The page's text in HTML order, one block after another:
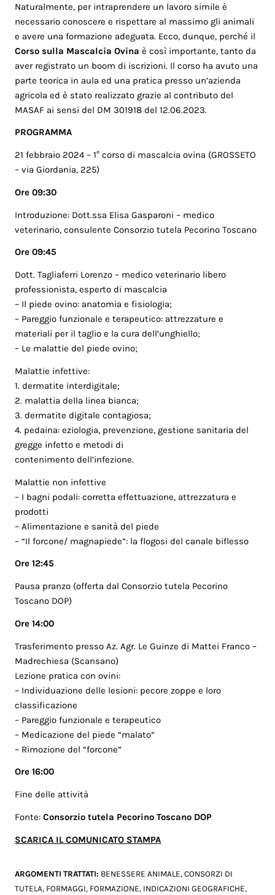
Naturalmente, per intraprendere un lavoro simile è
necessario conoscere e rispettare al massimo gli animali
e avere una formazione adeguata. Ecco, dunque, perché il
Corso sulla Mascalcia Ovina è così importante, tanto da
aver registrato un boom di iscrizioni. Il corso ha avuto una
parte teorica in aula ed una pratica presso un’azienda
agricola ed è stato realizzato grazie al contributo del
MASAF ai sensi del DM 301918 del 12.06.2023.
PROGRAMMA
21 febbraio 2024 – 1° corso di mascalcia ovina (GROSSETO
– via Giordania, 225)
Ore 09:30
Introduzione: Dott.ssa Elisa Gasparoni – medico
veterinario, consulente Consorzio tutela Pecorino Toscano
Ore 09:45
Dott. Tagliaferri Lorenzo – medico veterinario libero
professionista, esperto di mascalcia
– Il piede ovino: anatomia e fisiologia;
– Pareggio funzionale e terapeutico: attrezzature e
materiali per il taglio e la cura dell’unghiello;
– Le malattie del piede ovino;
Malattie infettive:
1. dermatite interdigitale;
2. malattia della linea bianca;
3. dermatite digitale contagiosa;
4. pedaina: eziologia, prevenzione, gestione sanitaria del
gregge infetto e metodi di
contenimento dell’infezione.
Malattie non infettive
– I bagni podali: corretta effettuazione, attrezzatura e
prodotti
– Alimentazione e sanità del piede
– “Il forcone/ magnapiede”: la flogosi del canale biflesso
Ore 12:45
Pausa pranzo (offerta dal Consorzio tutela Pecorino
Toscano DOP)
Ore 14:00
Trasferimento presso Az. Agr. Le Guinze di Mattei Franco –
Madrechiesa (Scansano)
Lezione pratica con ovini:
– Individuazione delle lesioni: pecore zoppe e loro
classificazione
– Pareggio funzionale e terapeutico
– Medicazione del piede “malato”
– Rimozione del “forcone”
Ore 16:00
Fine delle attività
Fonte:Consorzio tutela Pecorino Toscano DOP
SCARICA IL COMUNICATO STAMPA
ARGOMENTI TRATTATI: BENESSERE ANIMALE,CONSORZI DI
TUTELA, FORMAGGI, FORMAZIONE, INDICAZIONI GEOGRAFICHE,